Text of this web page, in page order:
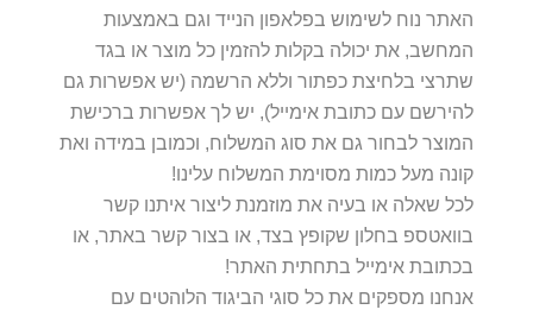
האתר נוח לשימוש בפלאפון הנייד וגם באמצעות
המחשב, את יכולה בקלות להזמין כל מוצר או בגד
שתרצי בלחיצת כפתור וללא הרשמה (יש אפשרות גם
להירשם עם כתובת אימייל), יש לך אפשרות ברכישת
המוצר לבחור גם את סוג המשלוח, וכמובן במידה ואת
קונה מעל כמות מסוימת המשלוח עלינו!
לכל שאלה או בעיה את מוזמנת ליצור איתנו קשר
בוואטספ בחלון שקופץ בצד, או בצור קשר באתר, או
בכתובת אימייל בתחתית האתר!
אנחנו מספקים את כל סוגי הביגוד הלוהטים עם